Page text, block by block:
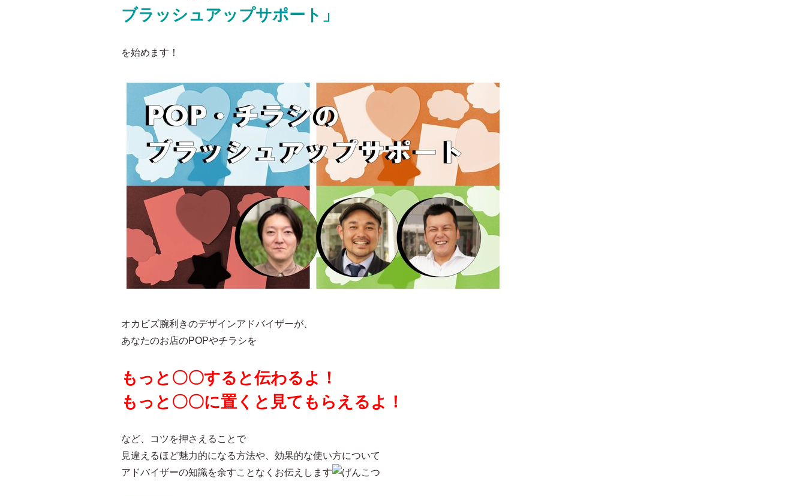
ブラッシュアップサポート」
を始めます！
オカビズ腕利きのデザインアドバイザーが、
あなたのお店のPOPやチラシを
もっと〇〇すると伝わるよ！
もっと〇〇に置くと見てもらえるよ！
など、コツを押さえることで
見違えるほど魅力的になる方法や、効果的な使い方について
アドバイザーの知識を余すことなくお伝えします